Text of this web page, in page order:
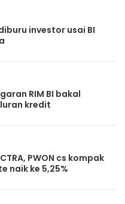
investor usai BI
RIM BI bakal
kredit
PWON cs kompak
naik ke 5,25%